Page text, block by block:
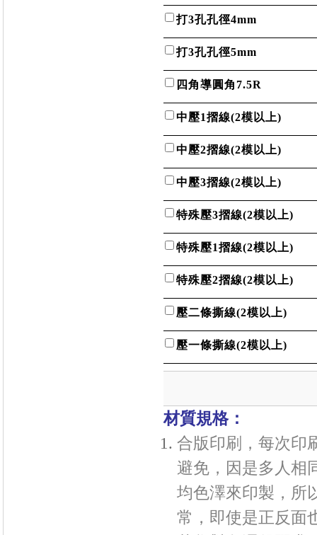
打3孔孔徑4mm
打3孔孔徑5mm
四角導圓角7.5R
中壓1摺線(2模以上)
中壓2摺線(2模以上)
中壓3摺線(2模以上)
特殊壓3摺線(2模以上)
特殊壓1摺線(2模以上)
特殊壓2摺線(2模以上)
壓二條撕線(2模以上)
壓一條撕線(2模以上)
材質規格：
合版印刷，每次印
避免，因是多人相
均色澤來印製，所
常，即使是正反面